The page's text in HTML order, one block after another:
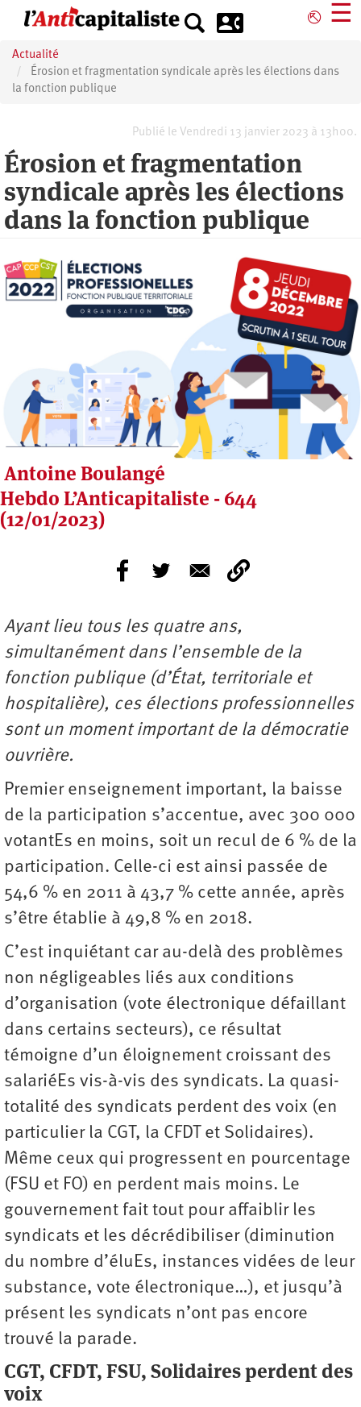
principal
⎋ ☰
Actualité
Érosion et fragmentation syndicale après les élections dans
la fonction publique
Publié le Vendredi 13 janvier 2023 à 13h00.
Érosion et fragmentation
syndicale après les élections
dans la fonction publique
Antoine Boulangé
Hebdo L’Anticapitaliste - 644
(12/01/2023)
Ayant lieu tous les quatre ans,
simultanément dans l’ensemble de la
fonction publique (d’État, territoriale et
hospitalière), ces élections professionnelles
sont un moment important de la démocratie
ouvrière.
Premier enseignement important, la baisse
de la participation s’accentue, avec 300 000
votantEs en moins, soit un recul de 6 % de la
participation. Celle-ci est ainsi passée de
54,6 % en 2011 à 43,7 % cette année, après
s’être établie à 49,8 % en 2018.
C’est inquiétant car au-delà des problèmes
non négligeables liés aux conditions
d’organisation (vote électronique défaillant
dans certains secteurs), ce résultat
témoigne d’un éloignement croissant des
salariéEs vis-à-vis des syndicats. La quasi-
totalité des syndicats perdent des voix (en
particulier la CGT, la CFDT et Solidaires).
Même ceux qui progressent en pourcentage
(FSU et FO) en perdent mais moins. Le
gouvernement fait tout pour affaiblir les
syndicats et les décrédibiliser (diminution
du nombre d’éluEs, instances vidées de leur
substance, vote électronique…), et jusqu’à
présent les syndicats n’ont pas encore
trouvé la parade.
CGT, CFDT, FSU, Solidaires perdent des
voix